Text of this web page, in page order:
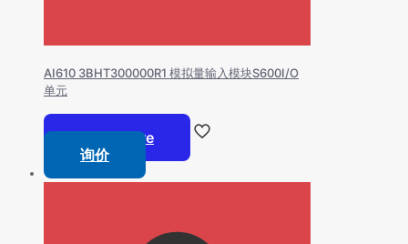
AI610 3BHT300000R1 模拟量输入模块S600I/O
单元
Read more
询价